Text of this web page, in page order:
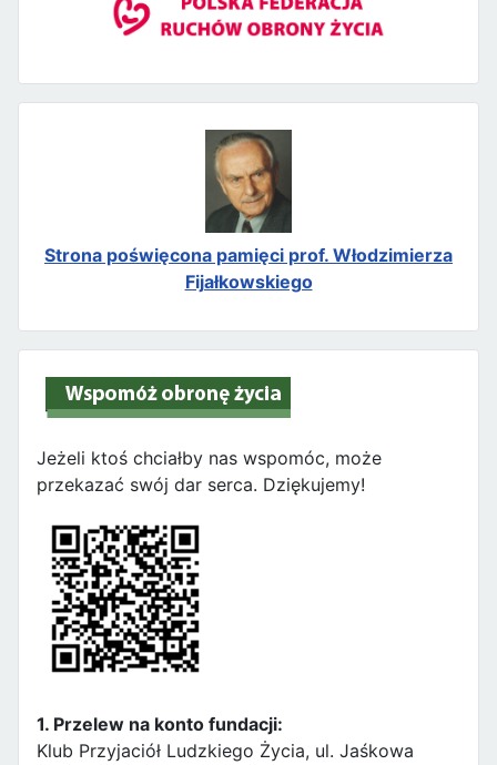
Strona poświęcona pamięci prof. Włodzimierza
Fijałkowskiego
Jeżeli ktoś chciałby nas wspomóc, może
przekazać swój dar serca. Dziękujemy!
1. Przelew na konto fundacji:
Klub Przyjaciół Ludzkiego Życia, ul. Jaśkowa